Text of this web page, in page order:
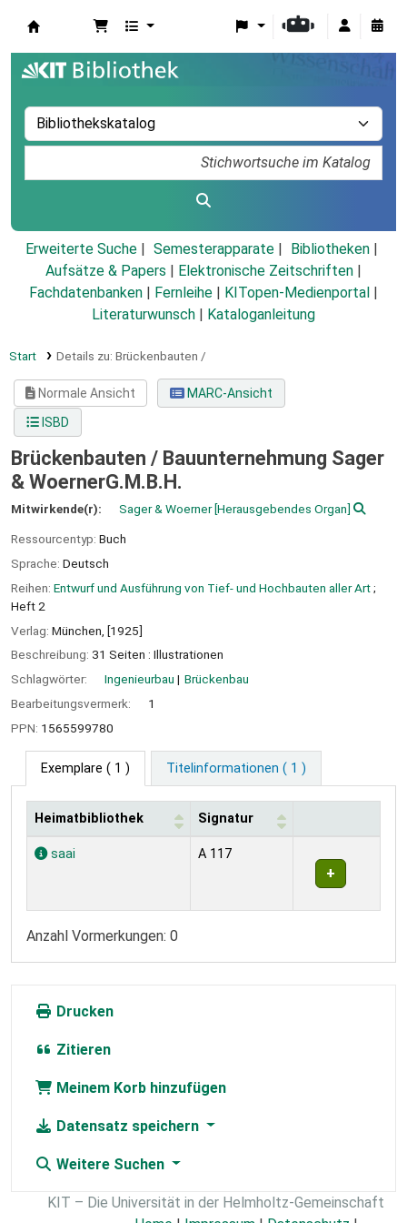
Erweiterte Suche Semesterapparate
Bibliotheken
Aufsätze & Papers
Elektronische Zeitschriften
Fachdatenbanken
Fernleihe KITopen-Medienportal
Literaturwunsch
Kataloganleitung
Start Details zu: Brückenbauten /
Normale Ansicht
MARC-Ansicht
ISBD
Brückenbauten / Bauunternehmung Sager
& WoernerG.M.B.H.
Mitwirkende(r): Sager & Woerner[Herausgebendes Organ]
Ressourcentyp: Buch
Sprache: Deutsch
Reihen: Entwurf und Ausführung von Tief- und Hochbauten aller Art;
Heft 2
Verlag: München, [1925]
Beschreibung: 31 Seiten : Illustrationen
Schlagwörter:
Ingenieurbau
Brückenbau
Bearbeitungsvermerk:
1
PPN: 1565599780
Exemplare ( 1 ) Titelinformationen ( 1 )
Exemplare
Heimatbibliothek Signatur
saai A 117
Anzahl Vormerkungen: 0
Drucken
Zitieren
Meinem Korb hinzufügen
Datensatz speichern
Weitere Suchen
KIT – Die Universität in der Helmholtz-Gemeinschaft